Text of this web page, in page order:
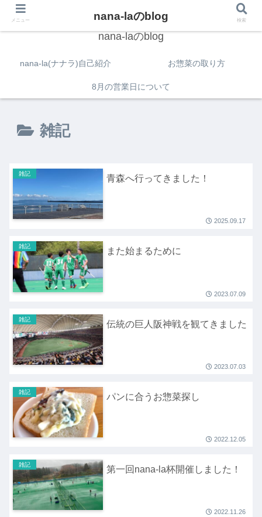
nana-laのblog
nana-la(ナナラ)自己紹介 お惣菜の取り方
8月の営業日について
雑記
雑記 青森へ行ってきました！
2025.09.17
雑記 また始まるために
2023.07.09
雑記 伝統の巨人阪神戦を観てきました
2023.07.03
雑記 パンに合うお惣菜探し
2022.12.05
雑記 第一回nana-la杯開催しました！
2022.11.26
メニュー nana-laのblog 検索